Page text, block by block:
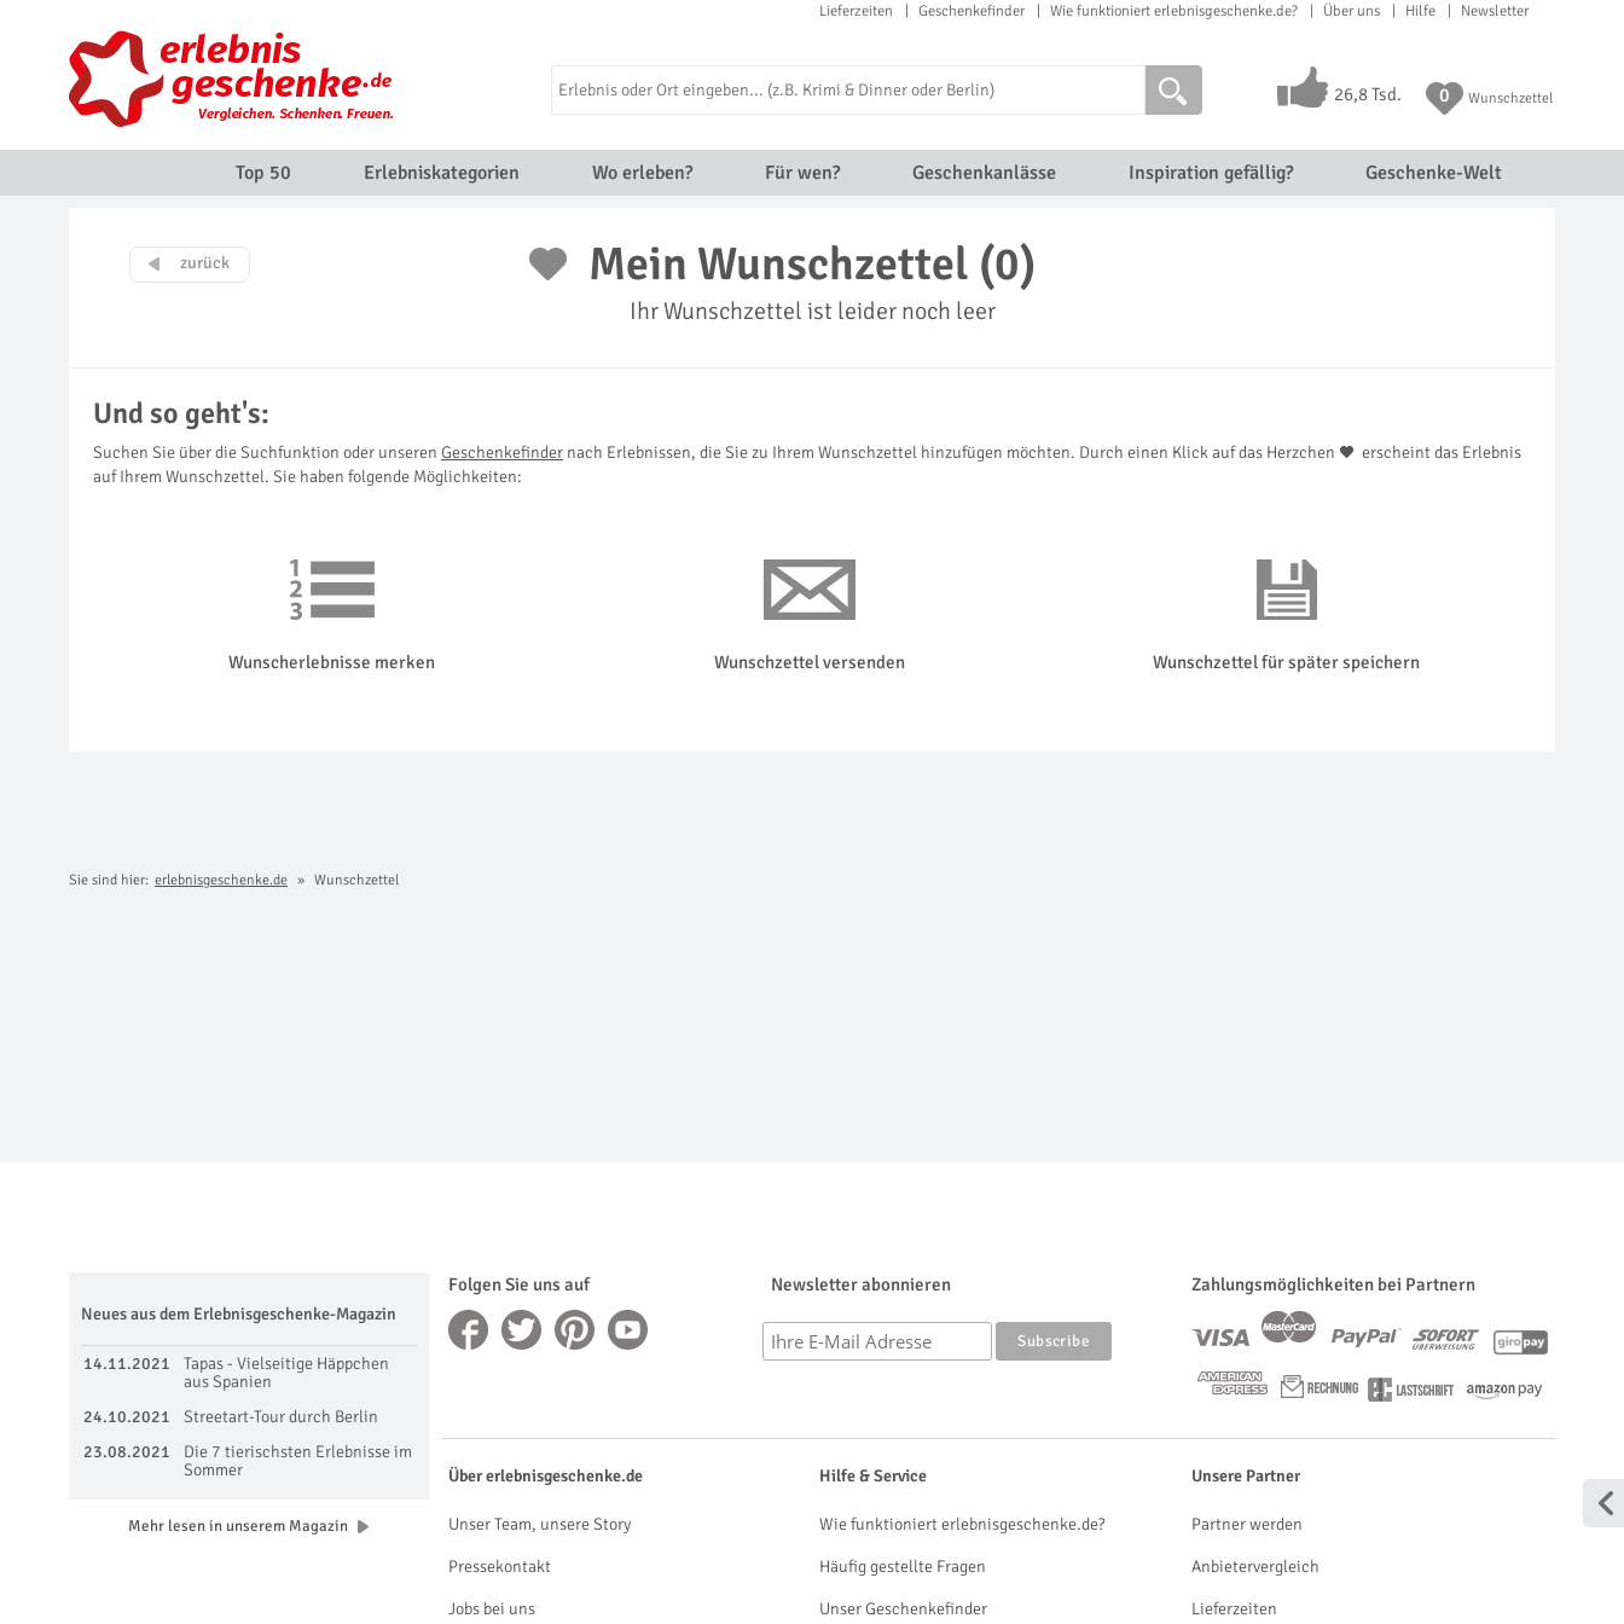
Lieferzeiten Geschenkefinder Wie funktioniert erlebnisgeschenke.de? Über uns Hilfe Newsletter
26,8 Tsd. 0 Wunschzettel
Top 50 Erlebniskategorien Wo erleben? Für wen? Geschenkanlässe Inspiration gefällig? Geschenke-Welt
Mein Wunschzettel (0)
Ihr Wunschzettel ist leider noch leer
Und so geht's:
Suchen Sie über die Suchfunktion oder unseren Geschenkefinder nach Erlebnissen, die Sie zu Ihrem Wunschzettel hinzufügen möchten. Durch einen Klick auf das Herzchen
erscheint das Erlebnis
auf Ihrem Wunschzettel. Sie haben folgende Möglichkeiten:
Wunscherlebnisse merken Wunschzettel versenden Wunschzettel für später speichern
Sie sind hier: erlebnisgeschenke.de Wunschzettel
Folgen Sie uns auf Newsletter abonnieren Zahlungsmöglichkeiten bei Partnern
Neues aus dem Erlebnisgeschenke-Magazin
14.11.2021
Tapas - Vielseitige Häppchen
aus Spanien
24.10.2021
Streetart-Tour durch Berlin
23.08.2021
Die 7 tierischsten Erlebnisse im
Sommer
Mehr lesen in unserem Magazin
Über erlebnisgeschenke.de
Unser Team, unsere Story
Pressekontakt
Jobs bei uns
Hilfe & Service
Wie funktioniert erlebnisgeschenke.de?
Häufig gestellte Fragen
Unser Geschenkefinder
Unsere Partner
Partner werden
Anbietervergleich
Lieferzeiten